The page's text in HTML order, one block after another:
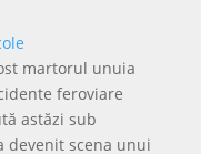
martorul unuia
feroviare
astăzi sub
devenit scena unui